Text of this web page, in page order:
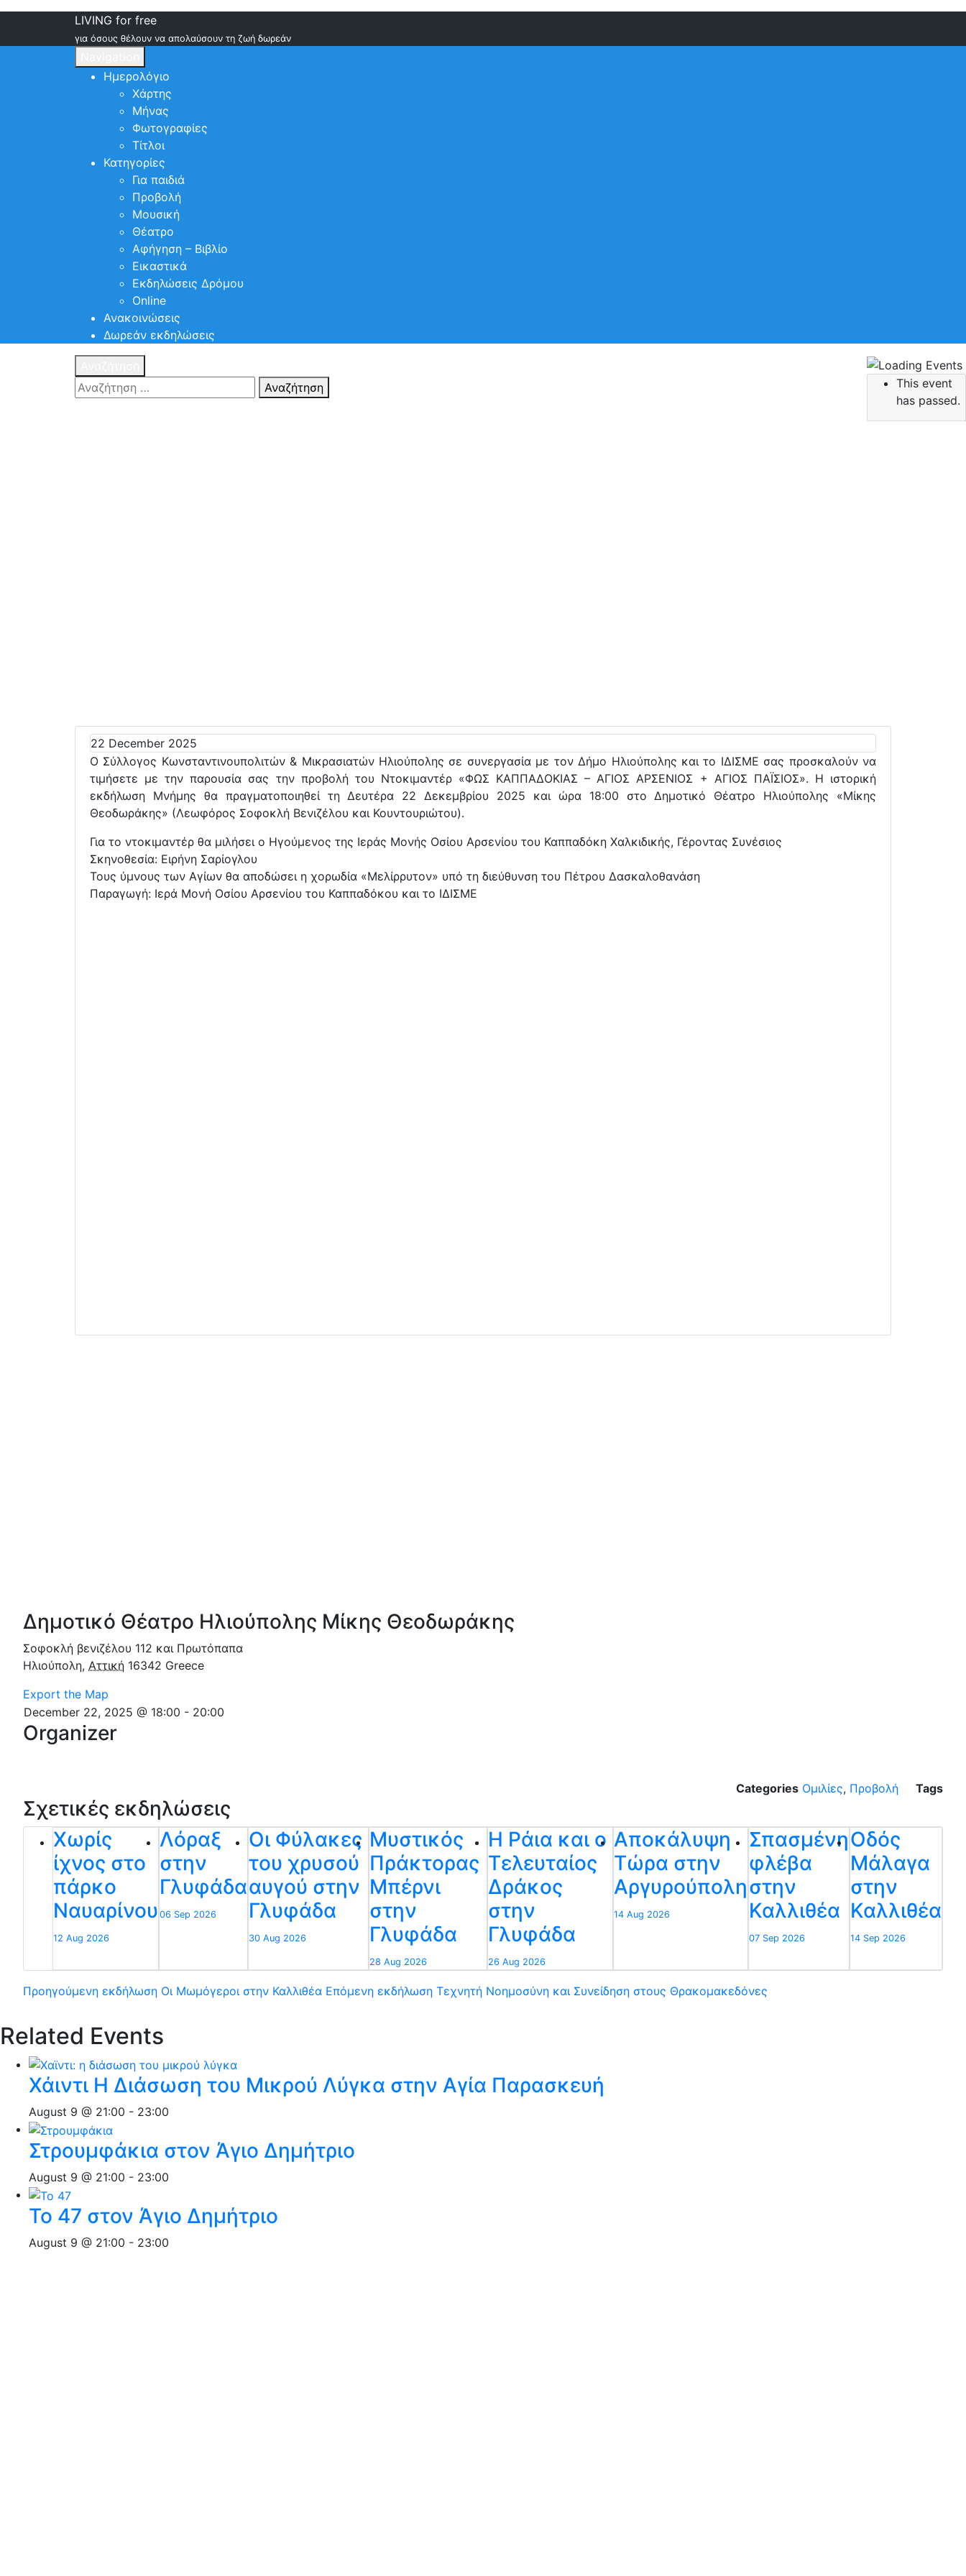
LIVING for free
για όσους θέλουν να απολαύσουν τη ζωή δωρεάν
Ημερολόγιο
Χάρτης
Μήνας
Φωτογραφίες
Τίτλοι
Κατηγορίες
Για παιδιά
Προβολή
Μουσική
Θέατρο
Αφήγηση – Βιβλίο
Εικαστικά
Εκδηλώσεις Δρόμου
Online
Ανακοινώσεις
Δωρεάν εκδηλώσεις
Αναζήτηση
This event
has passed.
22 December 2025
Ο Σύλλογος Κωνσταντινουπολιτών & Μικρασιατών Ηλιούπολης σε συνεργασία με τον Δήμο Ηλιούπολης και το ΙΔΙΣΜΕ σας προσκαλούν να
τιμήσετε με την παρουσία σας την προβολή του Ντοκιμαντέρ «ΦΩΣ ΚΑΠΠΑΔΟΚΙΑΣ – ΑΓΙΟΣ ΑΡΣΕΝΙΟΣ + ΑΓΙΟΣ ΠΑΪΣΙΟΣ». Η ιστορική
εκδήλωση Μνήμης θα πραγματοποιηθεί τη Δευτέρα 22 Δεκεμβρίου 2025 και ώρα 18:00 στο Δημοτικό Θέατρο Ηλιούπολης «Μίκης
Θεοδωράκης» (Λεωφόρος Σοφοκλή Βενιζέλου και Κουντουριώτου).
Για το ντοκιμαντέρ θα μιλήσει ο Ηγούμενος της Ιεράς Μονής Οσίου Αρσενίου του Καππαδόκη Χαλκιδικής, Γέροντας Συνέσιος
Σκηνοθεσία: Ειρήνη Σαρίογλου
Τους ύμνους των Αγίων θα αποδώσει η χορωδία «Μελίρρυτον» υπό τη διεύθυνση του Πέτρου Δασκαλοθανάση
Παραγωγή: Ιερά Μονή Οσίου Αρσενίου του Καππαδόκου και το ΙΔΙΣΜΕ
Δημοτικό Θέατρο Ηλιούπολης Μίκης Θεοδωράκης
Σοφοκλή βενιζέλου 112 και Πρωτόπαπα
Ηλιούπολη, Αττική 16342 Greece
Export the Map
December 22, 2025 @ 18:00 - 20:00
Organizer
Categories Ομιλίες, Προβολή Tags
Σχετικές εκδηλώσεις
Χωρίς
ίχνος στο
πάρκο
Ναυαρίνου
12 Aug 2026
Λόραξ
στην
Γλυφάδα
06 Sep 2026
Οι Φύλακες
του χρυσού
αυγού στην
Γλυφάδα
30 Aug 2026
Μυστικός
Πράκτορας
Μπέρνι
στην
Γλυφάδα
28 Aug 2026
Η Ράια και ο
Τελευταίος
Δράκος
στην
Γλυφάδα
26 Aug 2026
Αποκάλυψη
Τώρα στην
Αργυρούπολη
14 Aug 2026
Σπασμένη
φλέβα
στην
Καλλιθέα
07 Sep 2026
Οδός
Μάλαγα
στην
Καλλιθέα
14 Sep 2026
Προηγούμενη εκδήλωση Οι Μωμόγεροι στην Καλλιθέα Επόμενη εκδήλωση Τεχνητή Νοημοσύνη και Συνείδηση στους Θρακομακεδόνες
Related Events
Χάιντι Η Διάσωση του Μικρού Λύγκα στην Αγία Παρασκευή
August 9 @ 21:00 - 23:00
Στρουμφάκια στον Άγιο Δημήτριο
August 9 @ 21:00 - 23:00
Το 47 στον Άγιο Δημήτριο
August 9 @ 21:00 - 23:00